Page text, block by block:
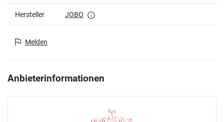
Hersteller JOBO
Melden
Anbieterinformationen